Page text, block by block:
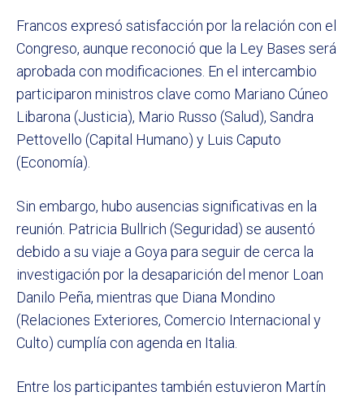
Francos expresó satisfacción por la relación con el
Congreso, aunque reconoció que la Ley Bases será
aprobada con modificaciones. En el intercambio
participaron ministros clave como Mariano Cúneo
Libarona (Justicia), Mario Russo (Salud), Sandra
Pettovello (Capital Humano) y Luis Caputo
(Economía).
Sin embargo, hubo ausencias significativas en la
reunión. Patricia Bullrich (Seguridad) se ausentó
debido a su viaje a Goya para seguir de cerca la
investigación por la desaparición del menor Loan
Danilo Peña, mientras que Diana Mondino
(Relaciones Exteriores, Comercio Internacional y
Culto) cumplía con agenda en Italia.
Entre los participantes también estuvieron Martín